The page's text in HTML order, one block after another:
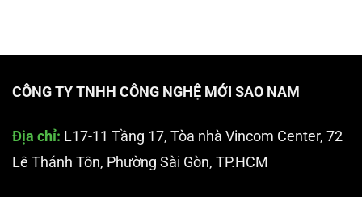
CÔNG TY TNHH CÔNG NGHỆ MỚI SAO NAM
Địa chỉ: L17-11 Tầng 17, Tòa nhà Vincom Center, 72
Lê Thánh Tôn, Phường Sài Gòn, TP.HCM